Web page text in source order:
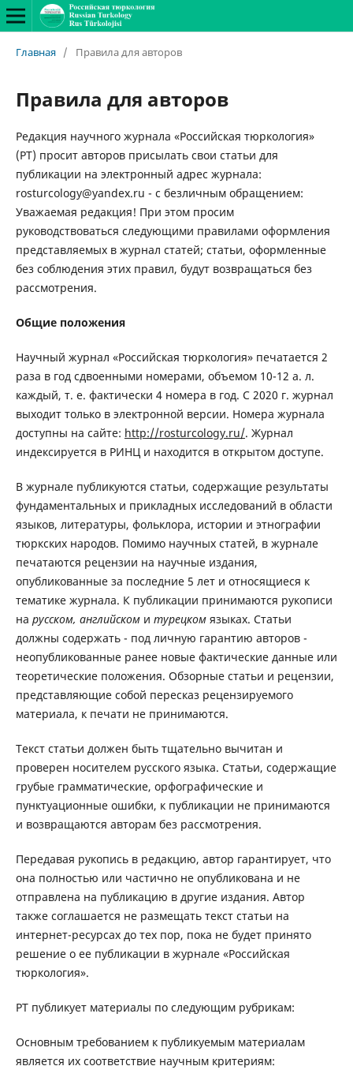
Главная / Правила для авторов
Правила для авторов
Редакция научного журнала «Российская тюркология»
(РТ) просит авторов присылать свои статьи для
публикации на электронный адрес журнала:
rosturcology@yandex.ru - с безличным обращением:
Уважаемая редакция! При этом просим
руководствоваться следующими правилами оформления
представляемых в журнал статей; статьи, оформленные
без соблюдения этих правил, будут возвращаться без
рассмотрения.
Общие положения
Научный журнал «Российская тюркология» печатается 2
раза в год сдвоенными номерами, объемом 10-12 а. л.
каждый, т. е. фактически 4 номера в год. С 2020 г. журнал
выходит только в электронной версии. Номера журнала
доступны на сайте: http://rosturcology.ru/. Журнал
индексируется в РИНЦ и находится в открытом доступе.
В журнале публикуются статьи, содержащие результаты
фундаментальных и прикладных исследований в области
языков, литературы, фольклора, истории и этнографии
тюркских народов. Помимо научных статей, в журнале
печатаются рецензии на научные издания,
опубликованные за последние 5 лет и относящиеся к
тематике журнала. К публикации принимаются рукописи
на русском, английскоми турецкомязыках. Статьи
должны содержать - под личную гарантию авторов -
неопубликованные ранее новые фактические данные или
теоретические положения. Обзорные статьи и рецензии,
представляющие собой пересказ рецензируемого
материала, к печати не принимаются.
Текст статьи должен быть тщательно вычитан и
проверен носителем русского языка. Статьи, содержащие
грубые грамматические, орфографические и
пунктуационные ошибки, к публикации не принимаются
и возвращаются авторам без рассмотрения.
Передавая рукопись в редакцию, автор гарантирует, что
она полностью или частично не опубликована и не
отправлена на публикацию в другие издания. Автор
также соглашается не размещать текст статьи на
интернет-ресурсах до тех пор, пока не будет принято
решение о ее публикации в журнале «Российская
тюркология».
РТ публикует материалы по следующим рубрикам:
Основным требованием к публикуемым материалам
является их соответствие научным критериям: